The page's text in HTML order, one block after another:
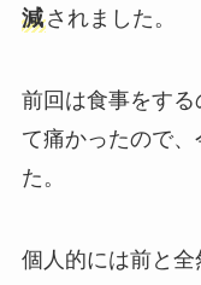
減されました。
前回は食事をす
て痛かったので
た。
個人的には前と全